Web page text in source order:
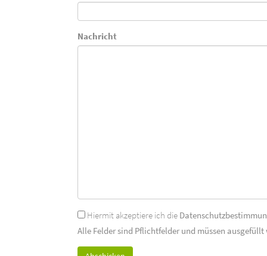
Nachricht
Hiermit akzeptiere ich die
Alle Felder sind Pflichtfelder und müssen ausgefüllt